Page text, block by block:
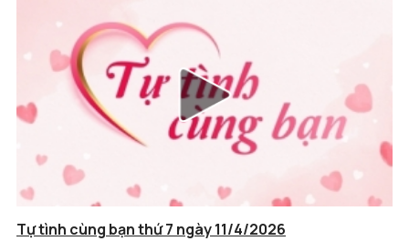
Tự tình cùng bạn thứ 7 ngày 11/4/2026